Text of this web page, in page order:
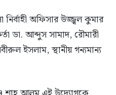
অফিসার উজ্জ্বল কুমার
ডা. আব্দুস সামাদ, রৌমারী
ইসলাম, স্থানীয় গন্যমান্য